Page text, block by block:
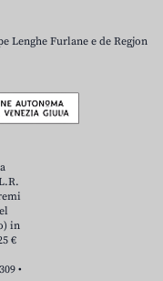
Lenghe Furlane e de Regjon
in
€
•